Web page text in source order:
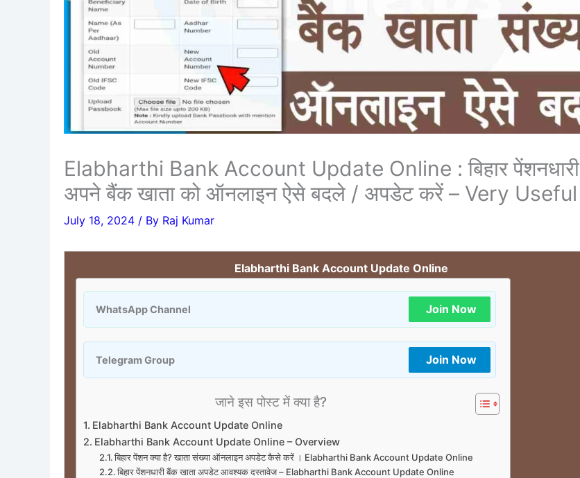
Elabharthi Bank Account Update Online : बिहार पेंशनधारी
अपने बैंक खाता को ऑनलाइन ऐसे बदले / अपडेट करें – Very Useful
July 18, 2024 / By Raj Kumar
Elabharthi Bank Account Update Online
WhatsApp Channel Join Now
Telegram Group Join Now
जाने इस पोस्ट में क्या है?
Elabharthi Bank Account Update Online
Elabharthi Bank Account Update Online – Overview
बिहार पेंशन क्या है? खाता संख्या ऑनलाइन अपडेट कैसे करें । Elabharthi Bank Account Update Online
बिहार पेंशनधारी बैंक खाता अपडेट आवश्यक दस्तावेज – Elabharthi Bank Account Update Online